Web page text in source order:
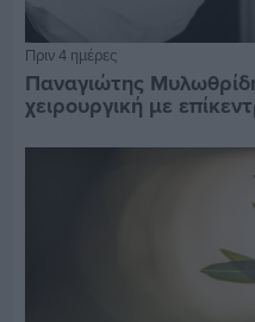
Πριν 4 ημέρες
Παναγιώτης
χειρουργική με